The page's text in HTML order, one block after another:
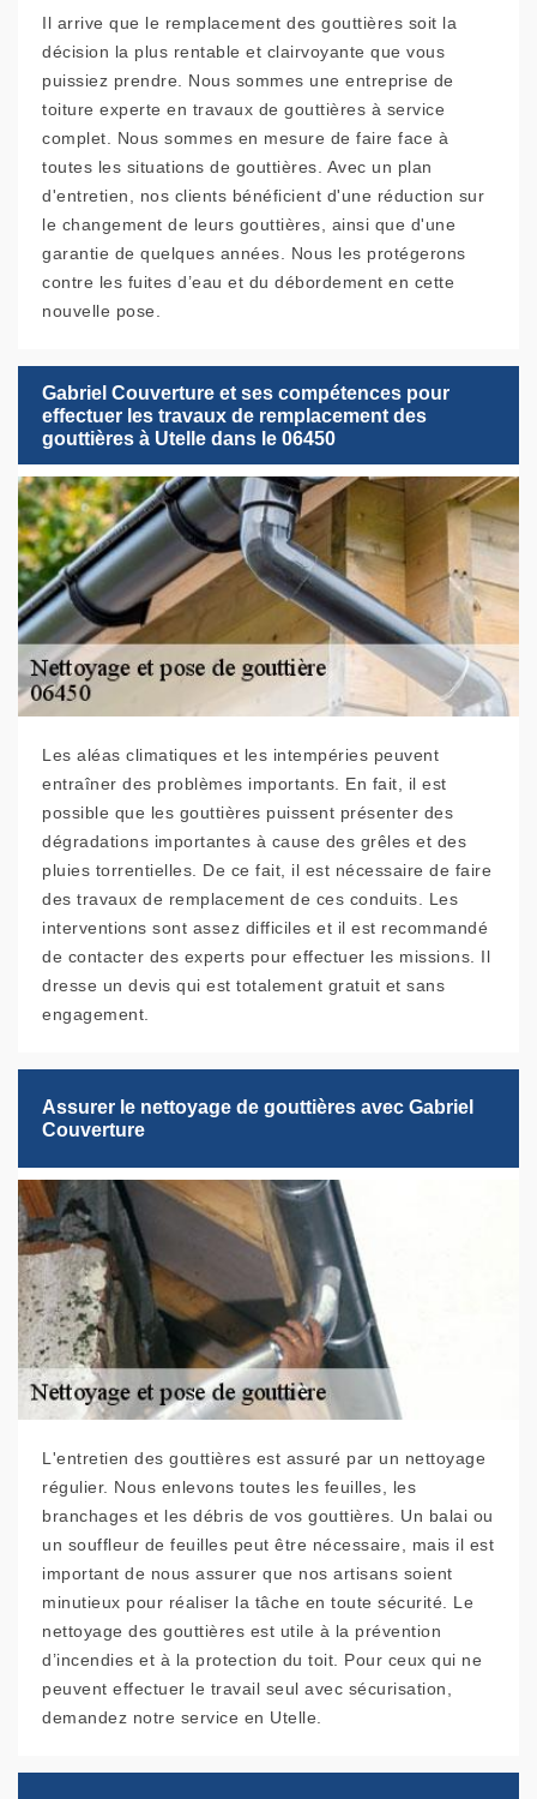
Il arrive que le remplacement des gouttières soit la
décision la plus rentable et clairvoyante que vous
puissiez prendre. Nous sommes une entreprise de
toiture experte en travaux de gouttières à service
complet. Nous sommes en mesure de faire face à
toutes les situations de gouttières. Avec un plan
d'entretien, nos clients bénéficient d'une réduction sur
le changement de leurs gouttières, ainsi que d'une
garantie de quelques années. Nous les protégerons
contre les fuites d’eau et du débordement en cette
nouvelle pose.
Gabriel Couverture et ses compétences pour
effectuer les travaux de remplacement des
gouttières à Utelle dans le 06450
Les aléas climatiques et les intempéries peuvent
entraîner des problèmes importants. En fait, il est
possible que les gouttières puissent présenter des
dégradations importantes à cause des grêles et des
pluies torrentielles. De ce fait, il est nécessaire de faire
des travaux de remplacement de ces conduits. Les
interventions sont assez difficiles et il est recommandé
de contacter des experts pour effectuer les missions. Il
dresse un devis qui est totalement gratuit et sans
engagement.
Assurer le nettoyage de gouttières avec Gabriel
Couverture
L'entretien des gouttières est assuré par un nettoyage
régulier. Nous enlevons toutes les feuilles, les
branchages et les débris de vos gouttières. Un balai ou
un souffleur de feuilles peut être nécessaire, mais il est
important de nous assurer que nos artisans soient
minutieux pour réaliser la tâche en toute sécurité. Le
nettoyage des gouttières est utile à la prévention
d’incendies et à la protection du toit. Pour ceux qui ne
peuvent effectuer le travail seul avec sécurisation,
demandez notre service en Utelle.